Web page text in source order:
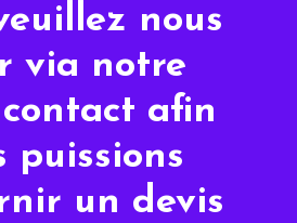
nous
via notre
afin
puissions
un devis